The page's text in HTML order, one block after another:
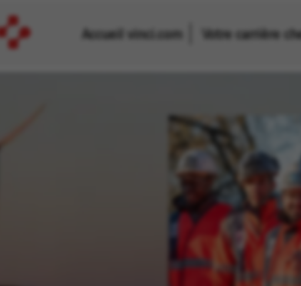
Accueil vinci.com Votre carrière